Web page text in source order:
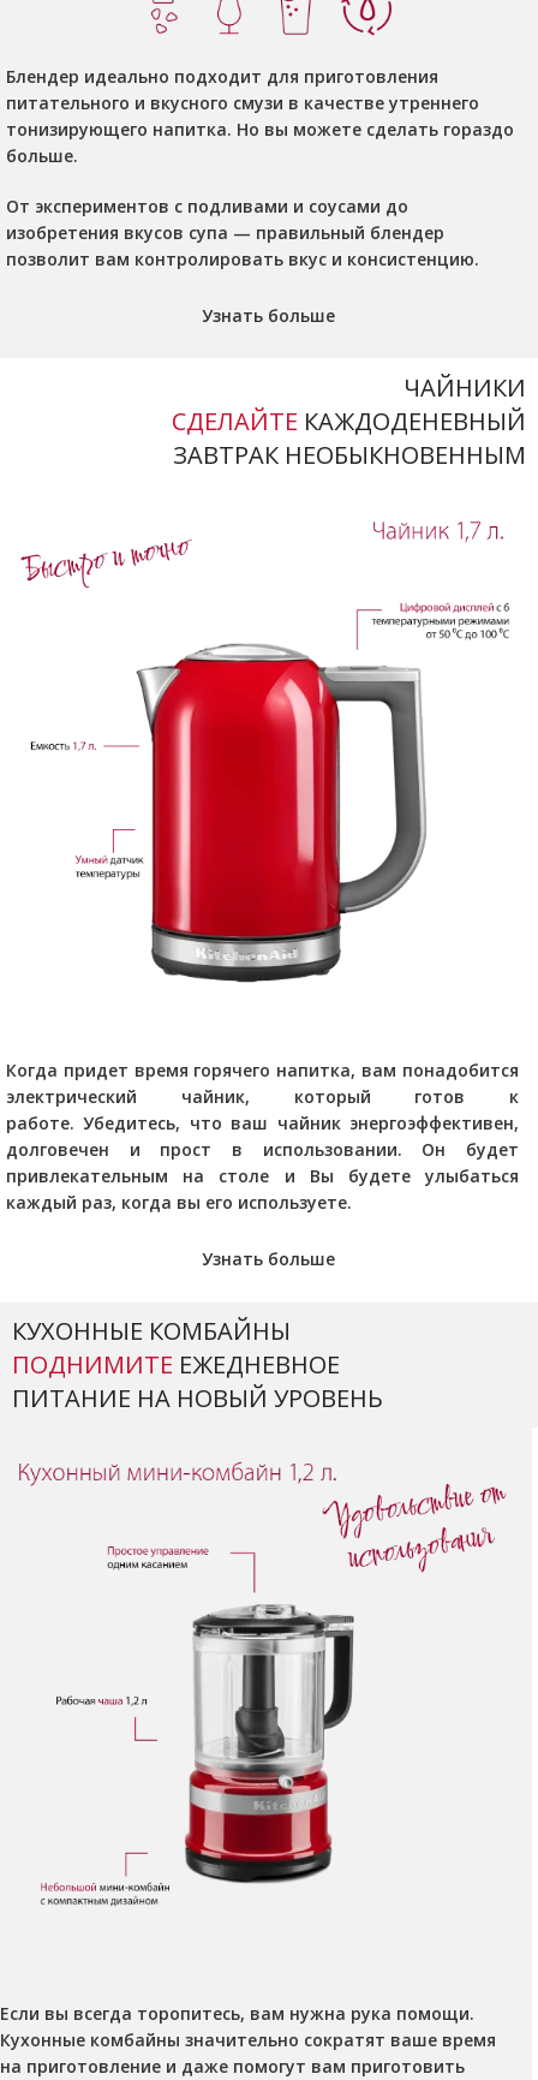
Блендер идеально подходит для приготовления
питательного и вкусного смузи в качестве утреннего
тонизирующего напитка. Но вы можете сделать гораздо
больше.
От экспериментов с подливами и соусами до
изобретения вкусов супа — правильный блендер
позволит вам контролировать вкус и консистенцию.
Узнать больше
ЧАЙНИКИ
СДЕЛАЙТЕ КАЖДОДЕНЕВНЫЙ
ЗАВТРАК НЕОБЫКНОВЕННЫМ
Когда придет время горячего напитка, вам понадобится
электрический чайник, который готов к
работе.Убедитесь, что ваш чайник энергоэффективен,
долговечен и прост в использовании. Он будет
привлекательным на столе и Вы будете улыбаться
каждый раз, когда вы его используете.
Узнать больше
КУХОННЫЕ КОМБАЙНЫ
ПОДНИМИТЕ ЕЖЕДНЕВНОЕ
ПИТАНИЕ НА НОВЫЙ УРОВЕНЬ
Если вы всегда торопитесь, вам нужна рука помощи.
Кухонные комбайны значительно сократят ваше время
на приготовление и даже помогут вам приготовить